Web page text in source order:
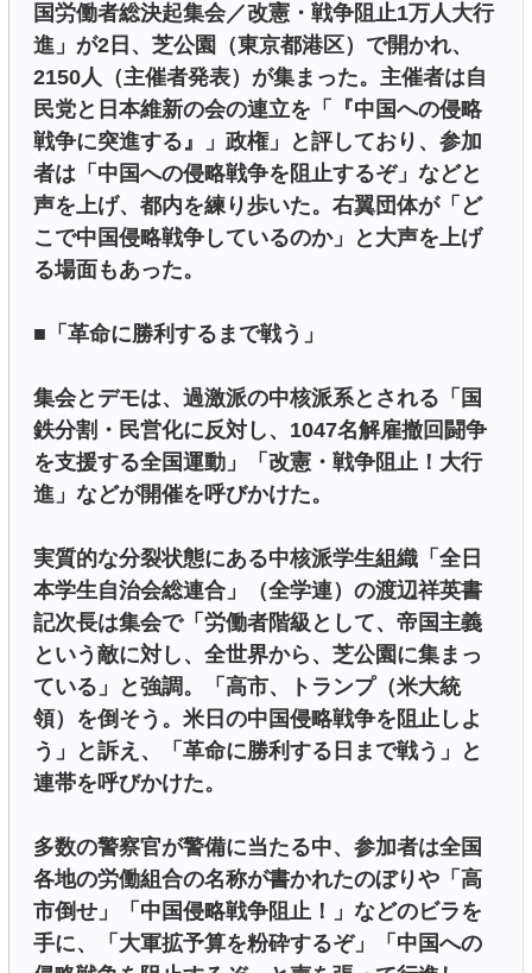
国労働者総決起集会／改憲・戦争阻止1万人大行
進」が2日、芝公園（東京都港区）で開かれ、
2150人（主催者発表）が集まった。主催者は自
民党と日本維新の会の連立を「『中国への侵略
戦争に突進する』」政権」と評しており、参加
者は「中国への侵略戦争を阻止するぞ」などと
声を上げ、都内を練り歩いた。右翼団体が「ど
こで中国侵略戦争しているのか」と大声を上げ
る場面もあった。
■「革命に勝利するまで戦う」
集会とデモは、過激派の中核派系とされる「国
鉄分割・民営化に反対し、1047名解雇撤回闘争
を支援する全国運動」「改憲・戦争阻止！大行
進」などが開催を呼びかけた。
実質的な分裂状態にある中核派学生組織「全日
本学生自治会総連合」（全学連）の渡辺祥英書
記次長は集会で「労働者階級として、帝国主義
という敵に対し、全世界から、芝公園に集まっ
ている」と強調。「高市、トランプ（米大統
領）を倒そう。米日の中国侵略戦争を阻止しよ
う」と訴え、「革命に勝利する日まで戦う」と
連帯を呼びかけた。
多数の警察官が警備に当たる中、参加者は全国
各地の労働組合の名称が書かれたのぼりや「高
市倒せ」「中国侵略戦争阻止！」などのビラを
手に、「大軍拡予算を粉砕するぞ」「中国への